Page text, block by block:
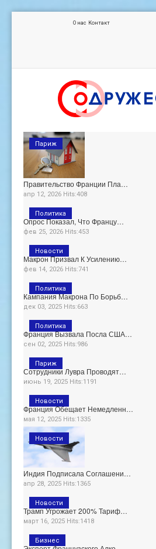
О нас Контакт
Правительство Франции Пла…
апр 12, 2026 Hits:408
Париж
Опрос Показал, Что Францу…
фев 25, 2026 Hits:453
Политика
Макрон Призвал К Усилению…
фев 14, 2026 Hits:741
Новости
Кампания Макрона По Борьб…
дек 03, 2025 Hits:663
Политика
Франция Вызвала Посла США…
сен 02, 2025 Hits:986
Политика
Сотрудники Лувра Проводят…
июнь 19, 2025 Hits:1191
Париж
Франция Обещает Немедленн…
мая 12, 2025 Hits:1335
Новости
Индия Подписала Соглашени…
апр 28, 2025 Hits:1365
Новости
Трамп Угрожает 200% Тариф…
март 16, 2025 Hits:1418
Новости
Бизнес